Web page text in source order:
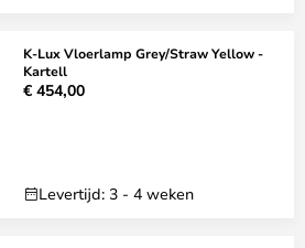
K-Lux Vloerlamp Grey/Straw Yellow -
Kartell
€ 454,00
Levertijd: 3 - 4 weken